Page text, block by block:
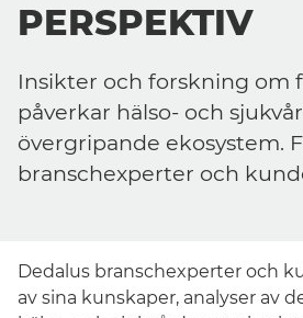
PERSPEKTIV
Insikter och forskning om
påverkar hälso- och
övergripande ekosystem.
branschexperter och
Dedalus branschexperter och
av sina kunskaper, analyser av